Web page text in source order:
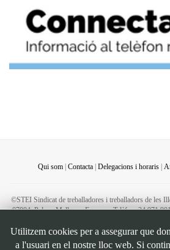
Qui som| Contacta| Delegacions i horaris|
©STEI Sindicat de treballadores i treballadors de les
07004. Palma. Mallorca. Espanya. Telèfon: 34 971
G07126956
Bootstrapis a front-end framework of Twitter, Inc.
Utilitzem cookies per a assegurar que
a l'usuari en el nostre lloc web. Si